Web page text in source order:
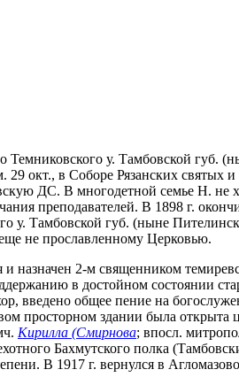
Темниковского у. Тамбовской губ.
29 окт., в Соборе Рязанских
ДС. В многодетной семье Н. не
преподавателей. В 1898 г.
у. Тамбовской губ. (ныне
не прославленному Церковью.
назначен 2-м священником
в достойном состоянии
введено общее пение на
просторном здании была
Кирилла (Смирнова; впосл.
Бахмутского полка
В 1917 г. вернулся в